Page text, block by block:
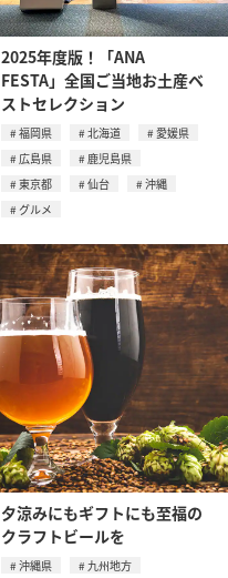
2025年度版！「ANA
FESTA」全国ご当地お土産ベ
ストセレクション
福岡県 北海道
愛媛県
広島県
鹿児島県
東京都
仙台
沖縄
グルメ
夕涼みにもギフトにも至福の
クラフトビールを
沖縄県
九州地方